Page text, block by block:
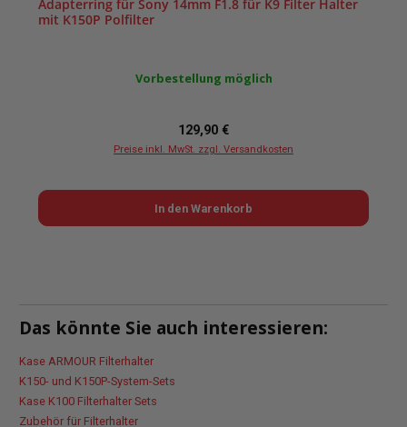
Adapterring für Sony 14mm F1.8 für K9 Filter Halter
mit K150P Polfilter
Vorbestellung möglich
Regulärer Preis:
129,90 €
Preise inkl. MwSt. zzgl. Versandkosten
In den Warenkorb
Das könnte Sie auch interessieren:
Kase ARMOUR Filterhalter
K150- und K150P-System-Sets
Kase K100 Filterhalter Sets
Zubehör für Filterhalter